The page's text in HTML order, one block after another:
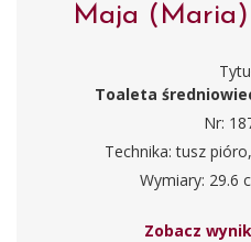
Maja (Maria)
Toaleta
Nr:
Technika: tusz
Wymiary: 29.6
Zobacz